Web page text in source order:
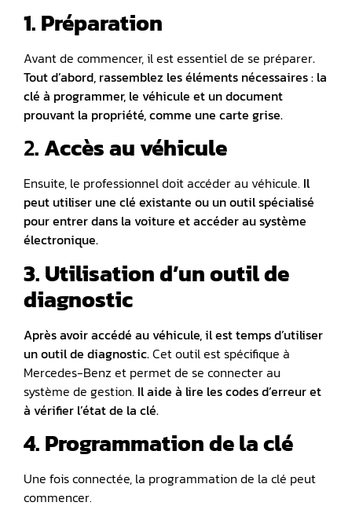
1. Préparation
Avant de commencer, il est essentiel de se préparer.
Tout d’abord, rassemblez les éléments nécessaires : la
clé à programmer, le véhicule et un document
prouvant la propriété, comme une carte grise.
2. Accès au véhicule
Ensuite, le professionnel doit accéder au véhicule. Il
peut utiliser une clé existante ou un outil spécialisé
pour entrer dans la voiture et accéder ausystème
électronique.
3. Utilisation d’un outil de
diagnostic
Après avoir accédé au véhicule, il est temps d’utiliser
unoutil de diagnostic.Cet outil est spécifique à
Mercedes-Benz et permet de se connecter au
système de gestion. Il aide à lire les codes d’erreur et
à vérifier l’état de la clé.
4. Programmation de la clé
Une fois connectée, la programmation de la clé peut
commencer.